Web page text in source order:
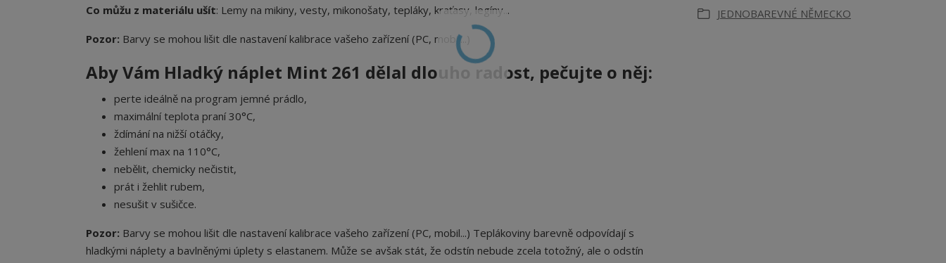
Co můžu z materiálu ušít: Lemy na mikiny, vesty, mikonošaty, tepláky, kraťasy, legíny...
Pozor: Barvy se mohou lišit dle nastavení kalibrace vašeho zařízení (PC, mobil...)
Aby Vám Hladký náplet Mint 261 dělal dlouho radost, pečujte o něj:
perte ideálně na program jemné prádlo,
maximální teplota praní 30°C,
ždímání na nižší otáčky,
žehlení max na 110°C,
nebělit, chemicky nečistit,
prát i žehlit rubem,
nesušit v sušičce.
Pozor: Barvy se mohou lišit dle nastavení kalibrace vašeho zařízení (PC, mobil...) Teplákoviny barevně odpovídají s
hladkými náplety a bavlněnými úplety s elastanem. Může se avšak stát, že odstín nebude zcela totožný, ale o odstín
JEDNOBAREVNÉ NĚMECKO